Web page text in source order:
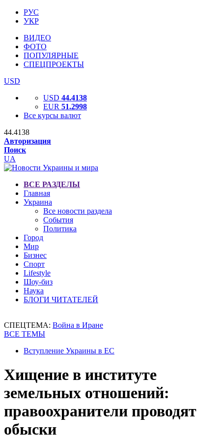
РУС
УКР
ВИДЕО
ФОТО
ПОПУЛЯРНЫЕ
СПЕЦПРОЕКТЫ
USD
USD 44.4138
EUR 51.2998
Все курсы валют
44.4138
Авторизация
Поиск
UA
ВСЕ РАЗДЕЛЫ
Главная
Украина
Все новости раздела
События
Политика
Город
Мир
Бизнес
Спорт
Lifestyle
Шоу-биз
Наука
БЛОГИ ЧИТАТЕЛЕЙ
СПЕЦТЕМА: Война в Иране
ВСЕ ТЕМЫ
Вступление Украины в ЕС
Хищение в институте
земельных отношений:
правоохранители проводят
обыски